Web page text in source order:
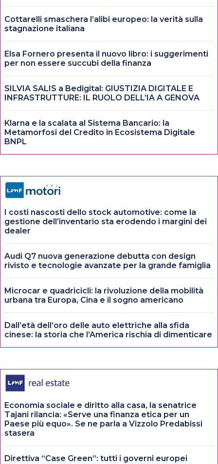
Cottarelli smaschera l’alibi europeo: la verità sulla
stagnazione italiana
Elsa Fornero presenta il nuovo libro: i suggerimenti
per non essere succubi della finanza
SILVIA SALIS a Bedigital: GIUSTIZIA DIGITALE E
INFRASTRUTTURE: IL RUOLO DELL’IA A GENOVA
Klarna e la scalata al Sistema Bancario: la
Metamorfosi del Credito in Ecosistema Digitale
BNPL
I costi nascosti dello stock automotive: come la
gestione dell’inventario sta erodendo i margini dei
dealer
Audi Q7 nuova generazione debutta con design
rivisto e tecnologie avanzate per la grande famiglia
Microcar e quadricicli: la rivoluzione della mobilità
urbana tra Europa, Cina e il sogno americano
Dall’età dell’oro delle auto elettriche alla sfida
cinese: la storia che l’America rischia di dimenticare
Economia sociale e diritto alla casa, la senatrice
Tajani rilancia: «Serve una finanza etica per un
Paese più equo». Se ne parla a Vizzolo Predabissi
stasera
Direttiva “Case Green”: tutti i governi europei